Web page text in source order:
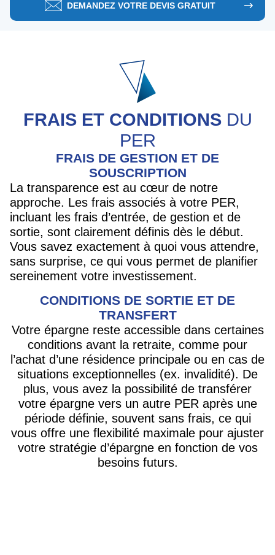
DEMANDEZ VOTRE DEVIS GRATUIT
FRAIS ET CONDITIONS DU
PER
FRAIS DE GESTION ET DE
SOUSCRIPTION
La transparence est au cœur de notre
approche. Les frais associés à votre PER,
incluant les frais d’entrée, de gestion et de
sortie, sont clairement définis dès le début.
Vous savez exactement à quoi vous attendre,
sans surprise, ce qui vous permet de planifier
sereinement votre investissement.
CONDITIONS DE SORTIE ET DE
TRANSFERT
Votre épargne reste accessible dans certaines
conditions avant la retraite, comme pour
l’achat d’une résidence principale ou en cas de
situations exceptionnelles (ex. invalidité). De
plus, vous avez la possibilité de transférer
votre épargne vers un autre PER après une
période définie, souvent sans frais, ce qui
vous offre une flexibilité maximale pour ajuster
votre stratégie d’épargne en fonction de vos
besoins futurs.